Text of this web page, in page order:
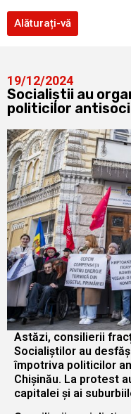
Alăturați-vă
19/12/2024
Socialiștii au
politicilor
Astăzi, consilierii
Socialiștilor au
împotriva politicilor
Chișinău. La protest
capitalei și ai